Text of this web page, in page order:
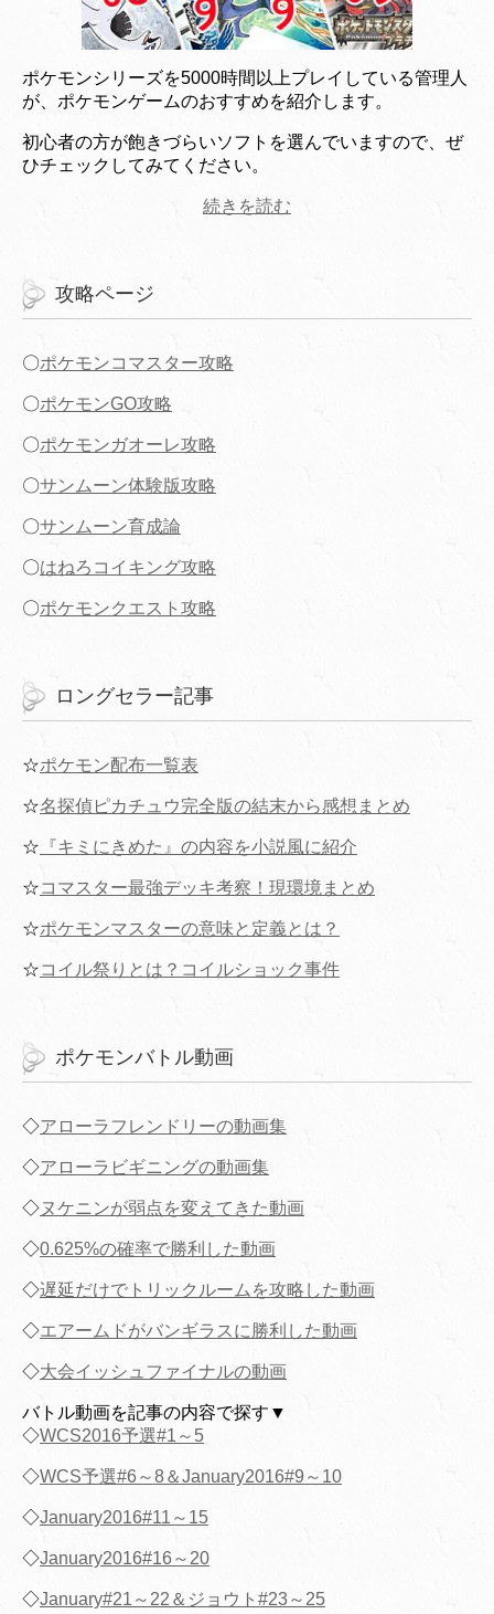
ポケモンシリーズを5000時間以上プレイしている管理人
が、ポケモンゲームのおすすめを紹介します。
初心者の方が飽きづらいソフトを選んでいますので、ぜ
ひチェックしてみてください。
続きを読む
攻略ページ
〇ポケモンコマスター攻略
〇ポケモンGO攻略
〇ポケモンガオーレ攻略
〇サンムーン体験版攻略
〇サンムーン育成論
〇はねろコイキング攻略
〇ポケモンクエスト攻略
ロングセラー記事
☆ポケモン配布一覧表
☆名探偵ピカチュウ完全版の結末から感想まとめ
☆ 『キミにきめた』の内容を小説風に紹介
☆コマスター最強デッキ考察！現環境まとめ
☆ポケモンマスターの意味と定義とは？
☆コイル祭りとは？コイルショック事件
ポケモンバトル動画
◇アローラフレンドリーの動画集
◇アローラビギニングの動画集
◇ヌケニンが弱点を変えてきた動画
◇0.625%の確率で勝利した動画
◇遅延だけでトリックルームを攻略した動画
◇エアームドがバンギラスに勝利した動画
◇大会イッシュファイナルの動画
バトル動画を記事の内容で探す▼
◇WCS2016予選#1～5
◇WCS予選#6～8＆January2016#9～10
◇January2016#11～15
◇January2016#16～20
◇January#21～22＆ジョウト#23～25